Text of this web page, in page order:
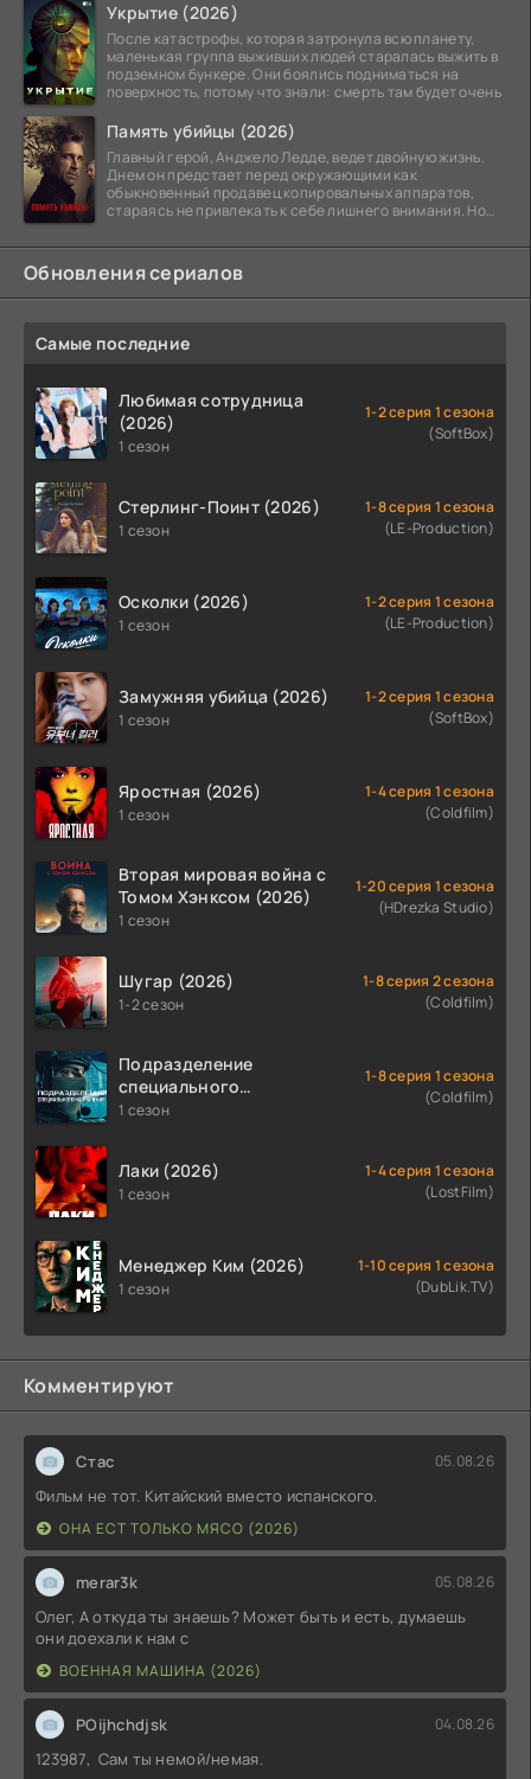
Укрытие (2026)
После катастрофы, которая затронула всю планету,
маленькая группа выживших людей старалась выжить в
подземном бункере. Они боялись подниматься на
поверхность, потому что знали: смерть там будет очень
Память убийцы (2026)
Главный герой, Анджело Ледде, ведет двойную жизнь.
Днем он предстает перед окружающими как
обыкновенный продавец копировальных аппаратов,
стараясь не привлекать к себе лишнего внимания. Но
Обновления сериалов
Самые последние
Любимая сотрудница
(2026)
1 сезон
1-2 серия 1 сезона
(SoftBox)
Стерлинг-Поинт (2026)
1 сезон
1-8 серия 1 сезона
(LE-Production)
Осколки (2026)
1 сезон
1-2 серия 1 сезона
(LE-Production)
Замужняя убийца (2026)
1 сезон
1-2 серия 1 сезона
(SoftBox)
Яростная (2026)
1 сезон
1-4 серия 1 сезона
(Coldfilm)
Вторая мировая война с
Томом Хэнксом (2026)
1 сезон
1-20 серия 1 сезона
(HDrezka Studio)
Шугар (2026)
1-2 сезон
1-8 серия 2 сезона
(Coldfilm)
Подразделение
специального
назначения (2026)
1 сезон
1-8 серия 1 сезона
(Coldfilm)
Лаки (2026)
1 сезон
1-4 серия 1 сезона
(LostFilm)
Менеджер Ким (2026)
1 сезон
1-10 серия 1 сезона
(DubLik.TV)
Комментируют
Стас 05.08.26
Фильм не тот. Китайский вместо испанского.
ОНА ЕСТ ТОЛЬКО МЯСО (2026)
merar3k 05.08.26
Олег, А откуда ты знаешь? Может быть и есть, думаешь
они доехали к нам с
ВОЕННАЯ МАШИНА (2026)
POijhchdjsk 04.08.26
123987, Сам ты немой/немая.